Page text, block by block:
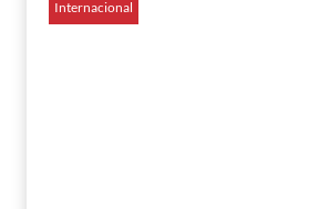
Internacional